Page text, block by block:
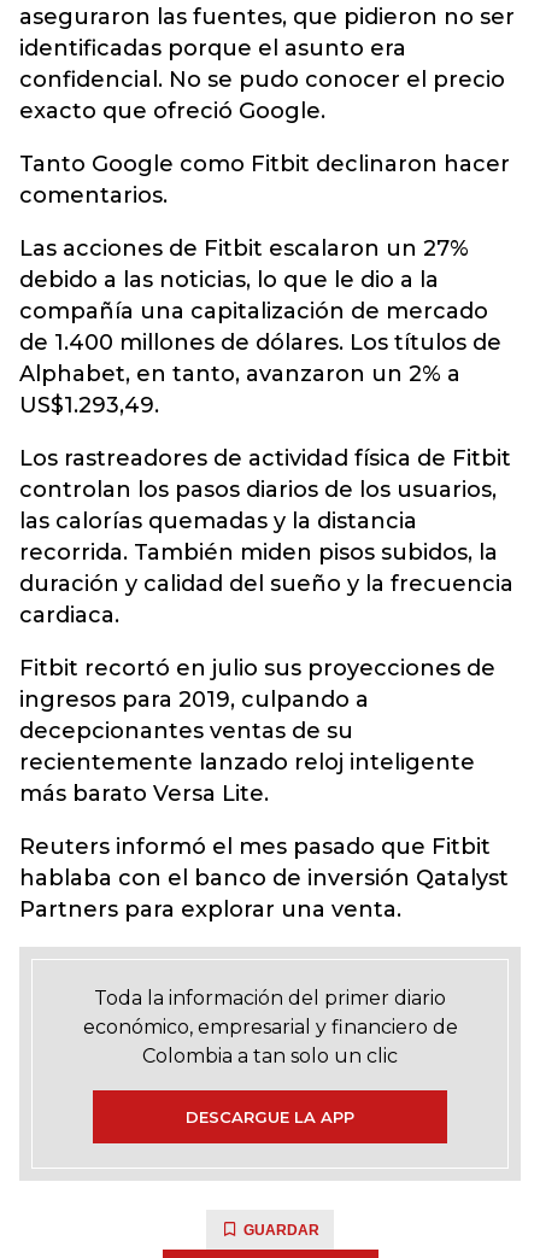
aseguraron las fuentes, que pidieron no ser
identificadas porque el asunto era
confidencial. No se pudo conocer el precio
exacto que ofreció Google.
Tanto Google como Fitbit declinaron hacer
comentarios.
Las acciones de Fitbit escalaron un 27%
debido a las noticias, lo que le dio a la
compañía una capitalización de mercado
de 1.400 millones de dólares. Los títulos de
Alphabet, en tanto, avanzaron un 2% a
US$1.293,49.
Los rastreadores de actividad física de Fitbit
controlan los pasos diarios de los usuarios,
las calorías quemadas y la distancia
recorrida. También miden pisos subidos, la
duración y calidad del sueño y la frecuencia
cardiaca.
Fitbit recortó en julio sus proyecciones de
ingresos para 2019, culpando a
decepcionantes ventas de su
recientemente lanzado reloj inteligente
más barato Versa Lite.
Reuters informó el mes pasado que Fitbit
hablaba con el banco de inversión Qatalyst
Partners para explorar una venta.
Toda la información del primer diario
económico, empresarial y financiero de
Colombia a tan solo un clic
DESCARGUE LA APP
GUARDAR